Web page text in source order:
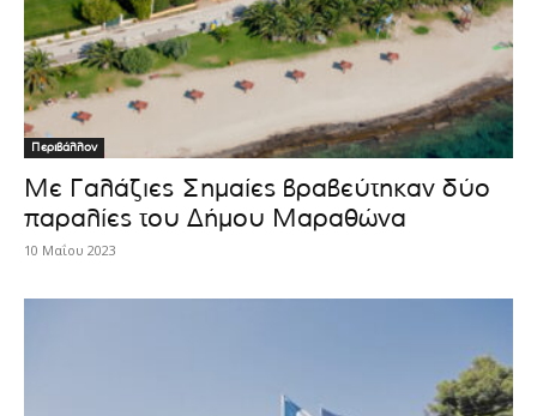
Περιβάλλον
Με Γαλάζιες Σημαίες βραβεύτηκαν δύο
παραλίες του Δήμου Μαραθώνα
10 Μαΐου 2023